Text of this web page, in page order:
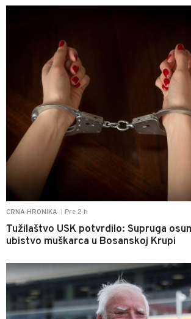
CRNA HRONIKA Pre 2 h
Tužilaštvo USK potvrdilo: Supruga
ubistvo muškarca u Bosanskoj Krupi